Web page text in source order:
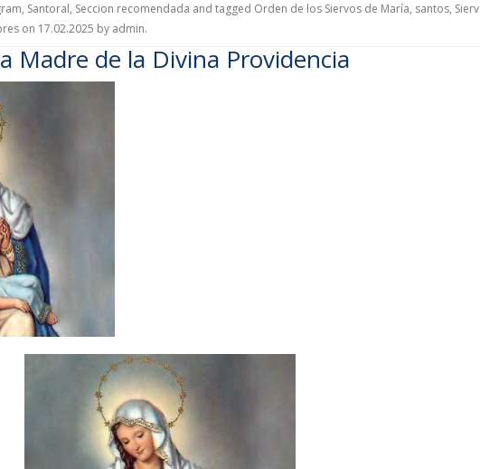
, Santoral, Seccion recomendada and tagged Orden de los Siervos de María, santos,
on 17.02.2025 by admin.
Madre de la Divina Providencia